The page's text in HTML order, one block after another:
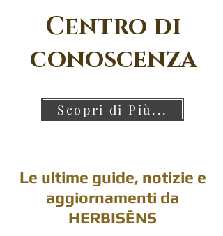
Centro di
conoscenza
Scopri di Più...
Le ultime guide, notizie e
aggiornamenti da
HERBISĒNS